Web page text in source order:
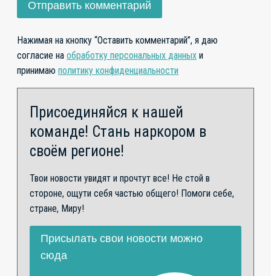
Нажимая на кнопку “Оставить комментарий”, я даю
согласие на обработку персональных данных и
принимаю политику конфиденциальности
Присоединяйся к нашей
команде! Стань наркором в
своём регионе!
Твои новости увидят и прочтут все! Не стой в
стороне, ощути себя частью общего! Помоги себе,
стране, Миру!
Присылать свои новости можно
сюда